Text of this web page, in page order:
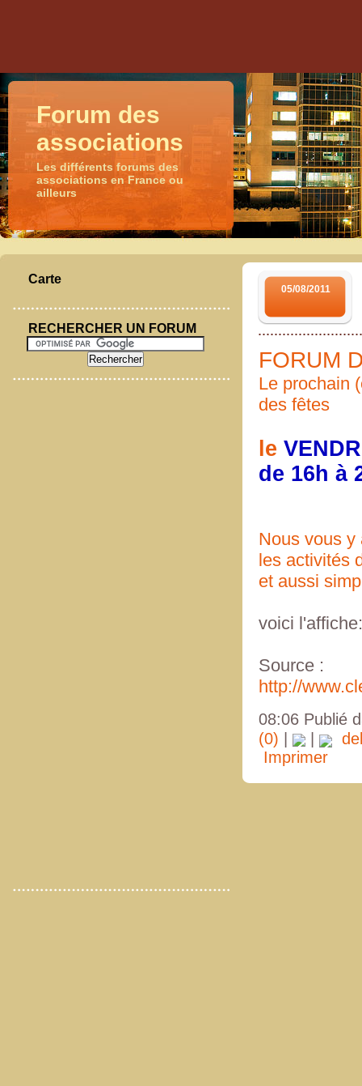
Forum des
associations
Les différents forums des
associations en France ou
ailleurs
Carte
RECHERCHER UN FORUM
05/08/2011
FORUM
Le prochain
des fêtes
le
de 16h à
Nous vous y
les activités
et aussi
voici
Source :
http://
08:06 Publié
(0)
Imprimer